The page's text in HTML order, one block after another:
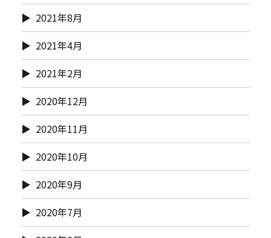
2021年8月
2021年4月
2021年2月
2020年12月
2020年11月
2020年10月
2020年9月
2020年7月